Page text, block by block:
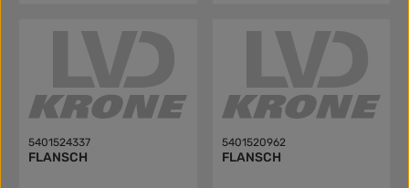
5401524337
FLANSCH
5401520962
FLANSCH